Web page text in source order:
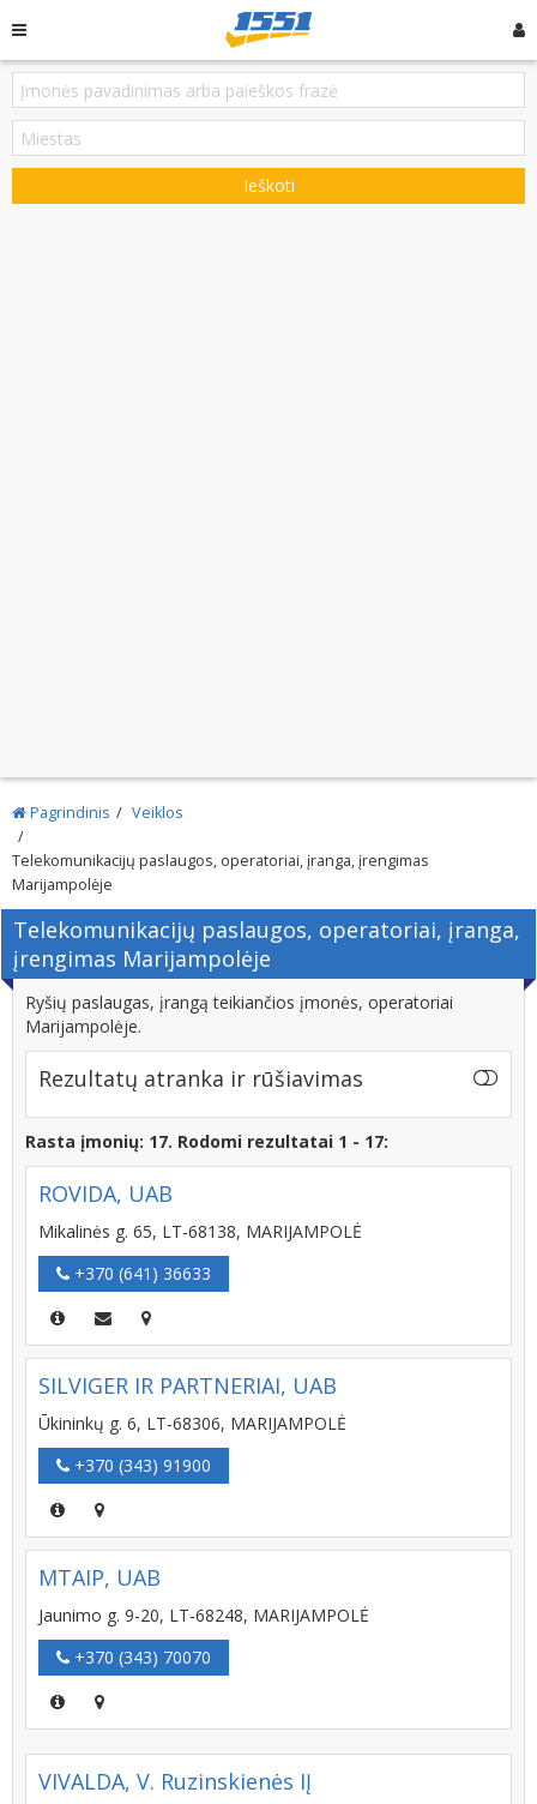
Ieškoti
Pagrindinis Veiklos
Telekomunikacijų paslaugos, operatoriai, įranga, įrengimas
Marijampolėje
Telekomunikacijų paslaugos, operatoriai, įranga,
įrengimas Marijampolėje
Ryšių paslaugas, įrangą teikiančios įmonės, operatoriai
Marijampolėje.
Rezultatų atranka ir rūšiavimas
Rasta įmonių: 17. Rodomi rezultatai 1 - 17:
ROVIDA, UAB
Mikalinės g. 65, LT-68138, MARIJAMPOLĖ
+370 (641) 36633
SILVIGER IR PARTNERIAI, UAB
Ūkininkų g. 6, LT-68306, MARIJAMPOLĖ
+370 (343) 91900
MTAIP, UAB
Jaunimo g. 9-20, LT-68248, MARIJAMPOLĖ
+370 (343) 70070
VIVALDA, V. Ruzinskienės IĮ